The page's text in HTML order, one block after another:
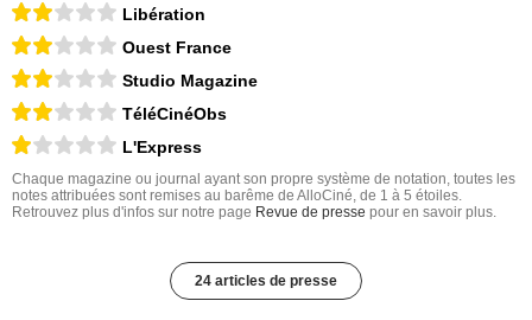
Libération
Ouest France
Studio Magazine
TéléCinéObs
L'Express
Chaque magazine ou journal ayant son propre système de notation, toutes les
notes attribuées sont remises au barême de AlloCiné, de 1 à 5 étoiles.
Retrouvez plus d'infos sur notre page Revue de presse pour en savoir plus.
24 articles de presse